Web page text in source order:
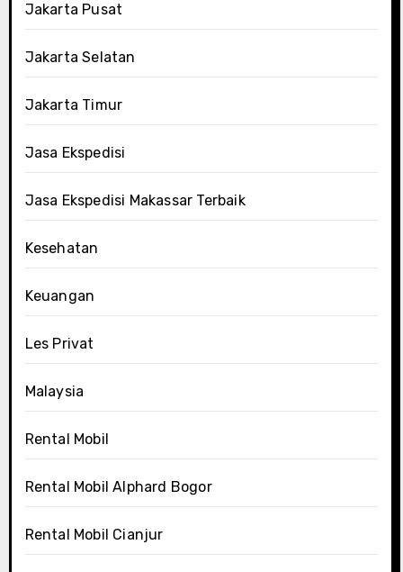
Jakarta Pusat
Jakarta Selatan
Jakarta Timur
Jasa Ekspedisi
Jasa Ekspedisi Makassar Terbaik
Kesehatan
Keuangan
Les Privat
Malaysia
Rental Mobil
Rental Mobil Alphard Bogor
Rental Mobil Cianjur